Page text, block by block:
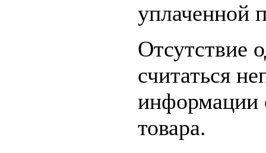
уплаченной
Отсутствие
считаться
информации
товара.